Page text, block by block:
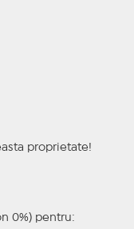
proprietate!
0%) pentru: